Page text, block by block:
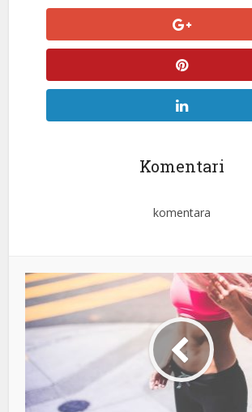
Komentari
komentara